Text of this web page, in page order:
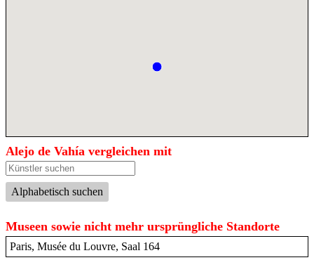
Alejo de Vahía vergleichen mit
Alphabetisch suchen
Museen sowie nicht mehr ursprüngliche Standorte
Paris, Musée du Louvre, Saal 164